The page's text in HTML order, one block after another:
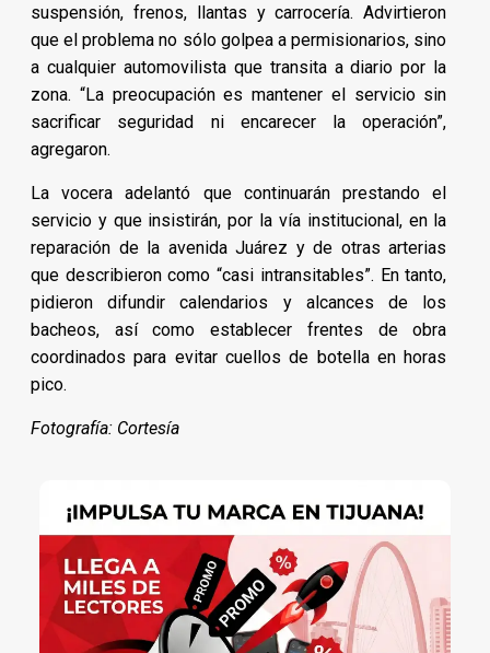
suspensión, frenos, llantas y carrocería. Advirtieron
que el problema no sólo golpea a permisionarios, sino
a cualquier automovilista que transita a diario por la
zona. “La preocupación es mantener el servicio sin
sacrificar seguridad ni encarecer la operación”,
agregaron.
La vocera adelantó que continuarán prestando el
servicio y que insistirán, por la vía institucional, en la
reparación de la avenida Juárez y de otras arterias
que describieron como “casi intransitables”. En tanto,
pidieron difundir calendarios y alcances de los
bacheos, así como establecer frentes de obra
coordinados para evitar cuellos de botella en horas
pico.
Fotografía: Cortesía